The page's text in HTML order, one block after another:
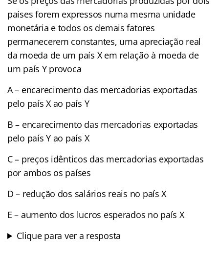
países forem expressos numa mesma unidade
monetária e todos os demais fatores
permanecerem constantes, uma apreciação real
da moeda de um país X em relação à moeda de
um país Y provoca
A – encarecimento das mercadorias exportadas
pelo país X ao país Y
B – encarecimento das mercadorias exportadas
pelo país Y ao país X
C – preços idênticos das mercadorias exportadas
por ambos os países
D – redução dos salários reais no país X
E – aumento dos lucros esperados no país X
Clique para ver a resposta